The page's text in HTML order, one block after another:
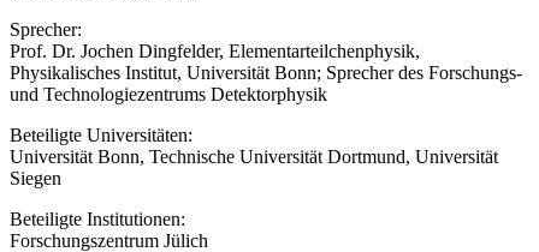
Sprecher:
Prof. Dr. Jochen Dingfelder, Elementarteilchenphysik,
Physikalisches Institut, Universität Bonn; Sprecher des Forschungs-
und Technologiezentrums Detektorphysik
Beteiligte Universitäten:
Universität Bonn, Technische Universität Dortmund, Universität
Siegen
Beteiligte Institutionen:
Forschungszentrum Jülich